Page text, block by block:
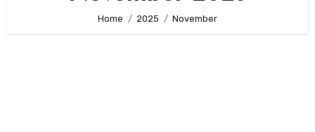
Home 2025 November